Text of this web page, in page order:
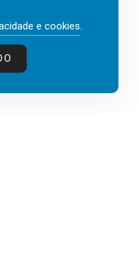
nas áreas de
Liderança, Manuel
e cookies.